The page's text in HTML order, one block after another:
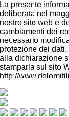
La presente
deliberata nel
nostro sito web e
cambiamenti dei
necessario
protezione dei
alla dichiarazione
stamparla sul sito
http://